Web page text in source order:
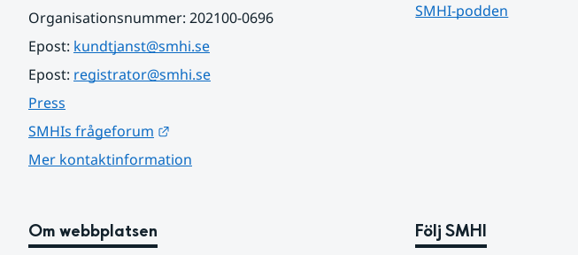
Organisationsnummer: 202100-0696
Epost: kundtjanst@smhi.se
Epost: registrator@smhi.se
Press
SMHIs frågeforum
Mer kontaktinformation
SMHI-podden
Om webbplatsen Följ SMHI